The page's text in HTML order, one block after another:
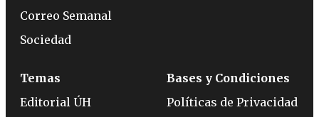
Correo Semanal
Sociedad
Temas
Editorial ÚH
Bases y Condiciones
Políticas de Privacidad